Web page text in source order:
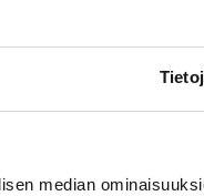
median